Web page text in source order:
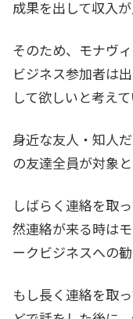
成果を出して収入
そのため、モナヴ
ビジネス参加者は
して欲しいと考えて
身近な友人・知人
の友達全員が対象と
しばらく連絡を取
然連絡が来る時は
ークビジネスへの
もし長く連絡を取